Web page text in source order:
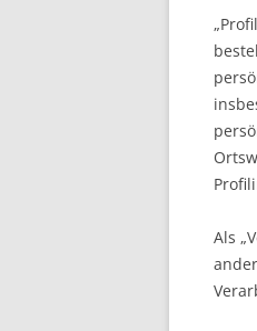
Als